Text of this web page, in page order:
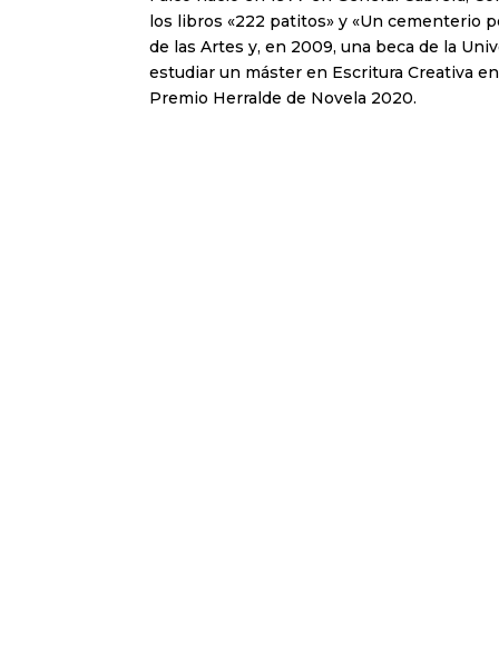
los libros «222 patitos» y «Un cementerio
de las Artes y, en 2009, una beca de la
estudiar un máster en Escritura Creativa
Premio Herralde de Novela 2020.